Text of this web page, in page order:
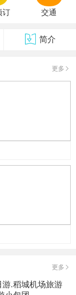
订 交通
简介
更多
更多
.稻城机场旅游